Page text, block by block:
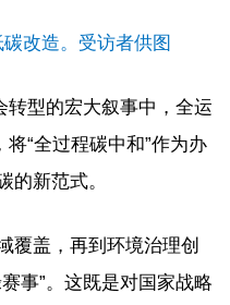
改造。受访者供图
转型的宏大叙事中，全运
“全过程碳中和”作为办
的新范式。
覆盖，再到环境治理创
事”。这既是对国家战略